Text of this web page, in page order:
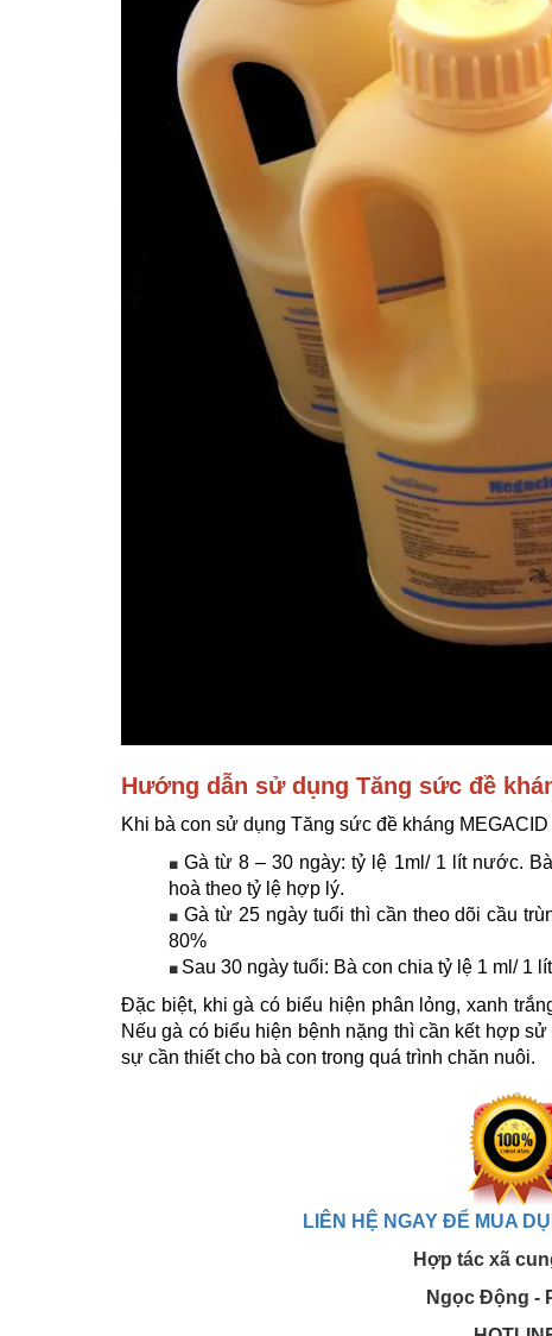
Hướng dẫn sử dụng Tăng sức đề
Khi bà con sử dụng Tăng sức đề kháng
■Gà từ 8 – 30 ngày: tỷ lệ 1ml/ 1 lít nước.
hoà theo tỷ lệ hợp lý.
■ Gà từ 25 ngày tuổi thì cần theo dõi cầu
80%
■ Sau 30 ngày tuổi: Bà con chia tỷ lệ 1 ml/ 1
Đặc biệt, khi gà có biểu hiện phân lỏng, xanh
Nếu gà có biểu hiện bệnh nặng thì cần kết hợp
sự cần thiết cho bà con trong quá trình chăn nuôi.
LIÊN HỆ NGAY ĐỂ MUA
Hợp tác xã
Ngọc Động -